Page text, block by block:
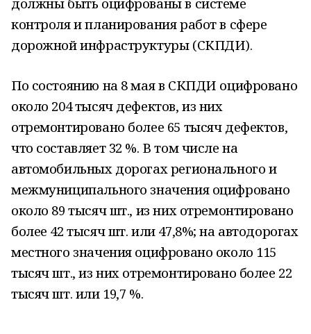
контроля и планирования работ в сфере
дорожной инфраструктуры (СКПДИ).
По состоянию на 8 мая в СКПДИ оцифровано
около 204 тысяч дефектов, из них
отремонтировано более 65 тысяч дефектов,
что составляет 32 %. В том числе на
автомобильных дорогах регионального и
межмуниципального значения оцифровано
около 89 тысяч шт., из них отремонтировано
более 42 тысяч шт. или 47,8%; на автодорогах
местного значения оцифровано около 115
тысяч шт., из них отремонтировано более 22
тысяч шт. или 19,7 %.